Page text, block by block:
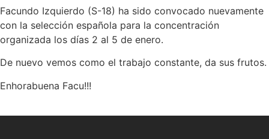
Facundo Izquierdo (S-18) ha sido convocado nuevamente
con la selección española para la concentración
organizada los días 2 al 5 de enero.
De nuevo vemos como el trabajo constante, da sus frutos.
Enhorabuena Facu!!!